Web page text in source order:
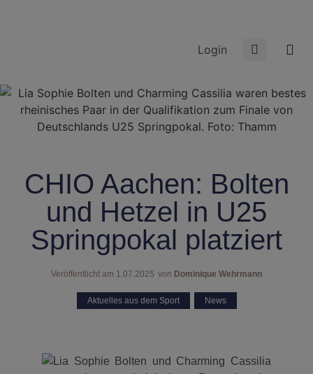
Login
CHIO Aachen: Bolten
und Hetzel in U25
Springpokal platziert
Veröffentlicht am 1.07.2025 von Dominique Wehrmann
Aktuelles aus dem Sport News